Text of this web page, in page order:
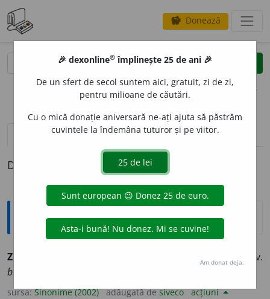
savings Donează
clear
opțiuni
definiții (1) pronunțievolume_up (1)
Definiția cu ID-ul 218999:
Sinonime
ZECIM
s. v.
basculă.
sursa:Sinonime (2002) adăugată desiveco acțiuni
🎉 dexonline® împlinește 25 de ani 🎉
De un sfert de secol suntem aici, gratuit, zi de zi,
pentru milioane de căutări.
Cu o mică donație aniversară ne-ați ajuta să păstrăm
cuvintele la îndemâna tuturor și pe viitor.
Am donat deja.